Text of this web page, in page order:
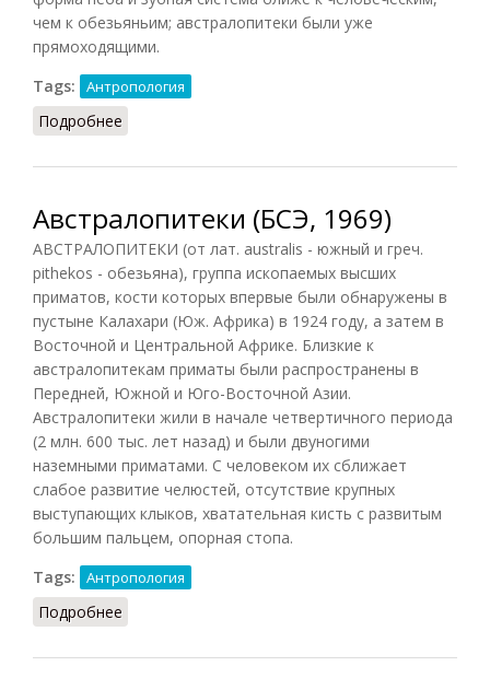
чем к обезьяньим; австралопитеки были уже
прямоходящими.
Tags:
Антропология
Подробнее
Австралопитеки (БСЭ, 1969)
АВСТРАЛОПИТЕКИ (от лат. australis - южный и греч.
pithekos - обезьяна), группа ископаемых высших
приматов, кости которых впервые были обнаружены в
пустыне Калахари (Юж. Африка) в 1924 году, а затем в
Восточной и Центральной Африке. Близкие к
австралопитекам приматы были распространены в
Передней, Южной и Юго-Восточной Азии.
Австралопитеки жили в начале четвертичного периода
(2 млн. 600 тыс. лет назад) и были двуногими
наземными приматами. С человеком их сближает
слабое развитие челюстей, отсутствие крупных
выступающих клыков, хватательная кисть с развитым
большим пальцем, опорная стопа.
Tags:
Антропология
Подробнее